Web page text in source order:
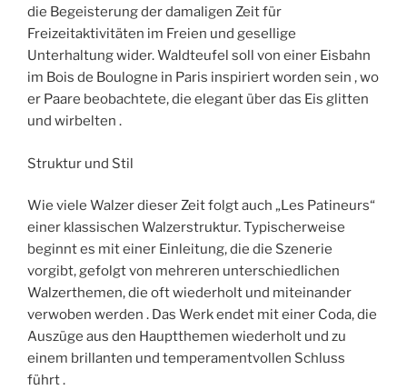
die Begeisterung der damaligen Zeit für
Freizeitaktivitäten im Freien und gesellige
Unterhaltung wider. Waldteufel soll von einer Eisbahn
im Bois de Boulogne in Paris inspiriert worden sein , wo
er Paare beobachtete, die elegant über das Eis glitten
und wirbelten .
Struktur und Stil
Wie viele Walzer dieser Zeit folgt auch „Les Patineurs“
einer klassischen Walzerstruktur. Typischerweise
beginnt es mit einer Einleitung, die die Szenerie
vorgibt, gefolgt von mehreren unterschiedlichen
Walzerthemen, die oft wiederholt und miteinander
verwoben werden . Das Werk endet mit einer Coda, die
Auszüge aus den Hauptthemen wiederholt und zu
einem brillanten und temperamentvollen Schluss
führt .